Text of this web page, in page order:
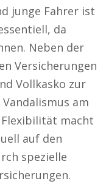
junge Fahrer ist
da
Neben der
Versicherungen
Vollkasko zur
am
Flexibilität macht
auf den
spezielle